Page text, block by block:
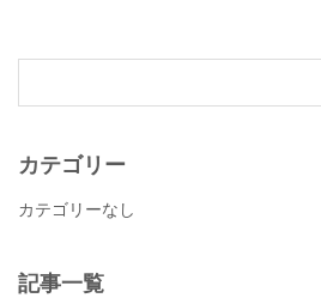
カテゴリー
カテゴリーなし
記事一覧